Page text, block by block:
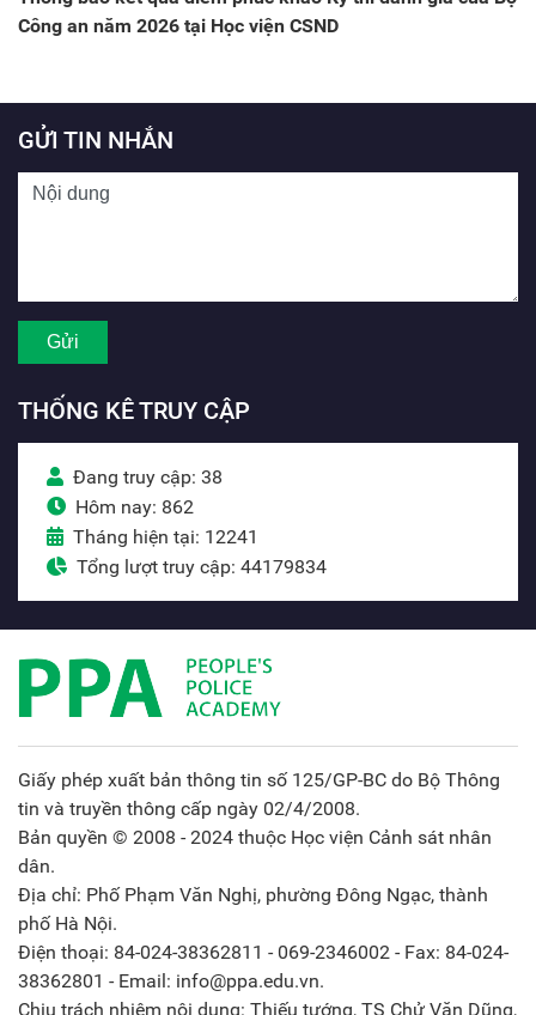
Công an năm 2026 tại Học viện CSND
GỬI TIN NHẮN
THỐNG KÊ TRUY CẬP
Đang truy cập: 38
Hôm nay: 862
Tháng hiện tại: 12241
Tổng lượt truy cập: 44179834
Giấy phép xuất bản thông tin số 125/GP-BC do Bộ Thông
tin và truyền thông cấp ngày 02/4/2008.
Bản quyền © 2008 - 2024 thuộc Học viện Cảnh sát nhân
dân.
Địa chỉ: Phố Phạm Văn Nghị, phường Đông Ngạc, thành
phố Hà Nội.
Điện thoại: 84-024-38362811 - 069-2346002 - Fax: 84-024-
38362801 - Email: info@ppa.edu.vn.
Chịu trách nhiệm nội dung: Thiếu tướng, TS Chử Văn Dũng,